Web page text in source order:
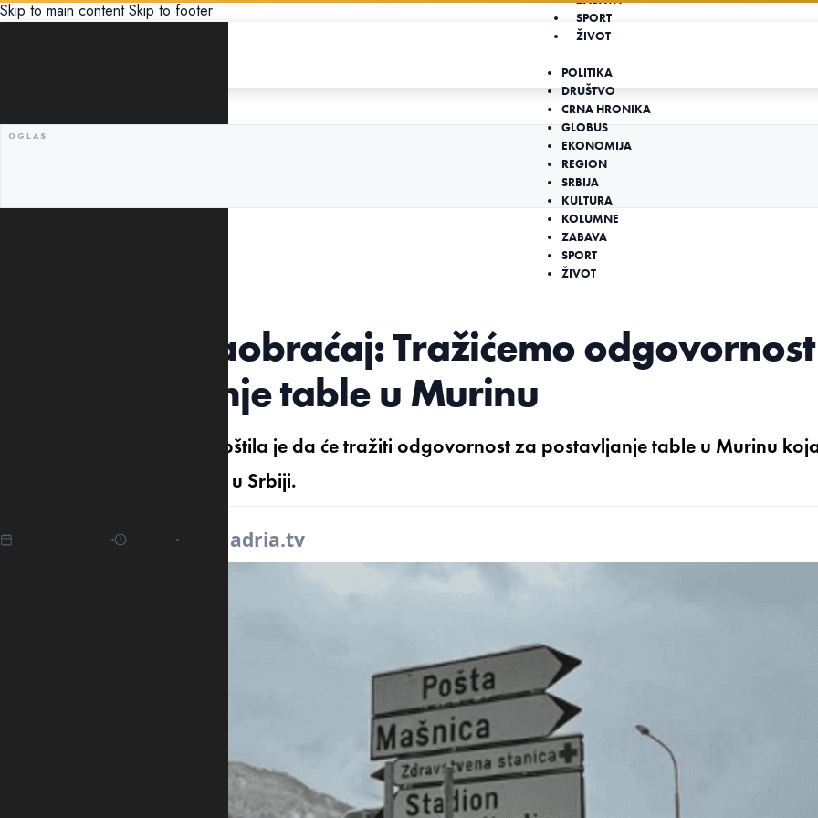
Skip to main content Skip to footer
SPORT
ŽIVOT
POLITIKA
DRUŠTVO
CRNA HRONIKA
GLOBUS
EKONOMIJA
REGION
SRBIJA
KULTURA
KOLUMNE
ZABAVA
SPORT
ŽIVOT
Uprava za saobraćaj: Tražićemo odgovornost
za postavljanje table u Murinu
Uprava za saobraćaj saopštila je da će tražiti odgovornost za postavljanje table u Murinu
pokazivala da je Peć grad u Srbiji.
adria.tv